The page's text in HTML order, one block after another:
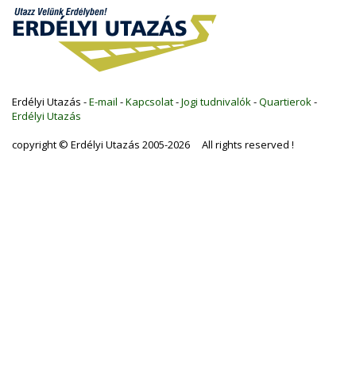
Erdélyi Utazás -E-mail -Kapcsolat-Jogi tudnivalók-Quartierok-
Erdélyi Utazás
copyright © Erdélyi Utazás 2005-2026 All rights reserved !